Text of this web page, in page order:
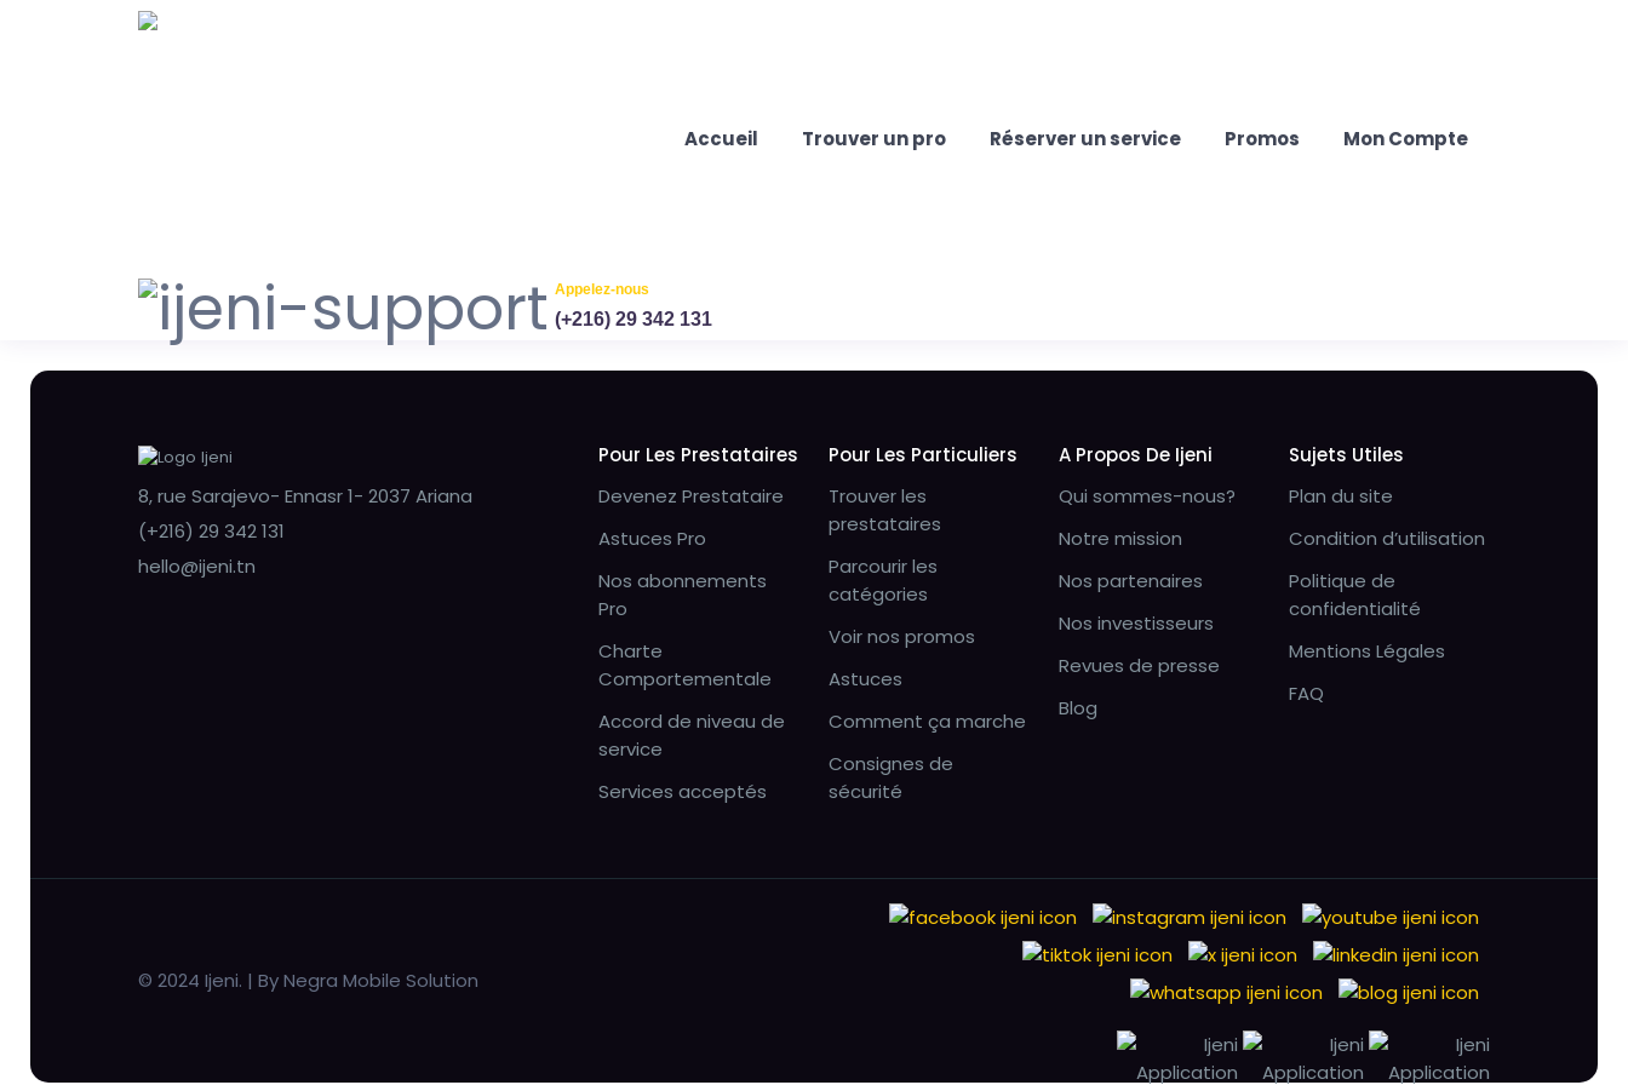
Accueil Trouver un pro Réserver un service Promos Mon Compte
Appelez-nous
(+216) 29 342 131
8, rue Sarajevo- Ennasr 1- 2037 Ariana
(+216) 29 342 131
hello@ijeni.tn
Pour Les Prestataires
Devenez Prestataire
Astuces Pro
Nos abonnements
Pro
Charte
Comportementale
Accord de niveau de
service
Services acceptés
Pour Les Particuliers
Trouver les
prestataires
Parcourir les
catégories
Voir nos promos
Astuces
Comment ça marche
Consignes de
sécurité
A Propos De Ijeni
Qui sommes-nous?
Notre mission
Nos partenaires
Nos investisseurs
Revues de presse
Blog
Sujets Utiles
Plan du site
Condition d’utilisation
Politique de
confidentialité
Mentions Légales
FAQ
© 2024 Ijeni. | By Negra Mobile Solution